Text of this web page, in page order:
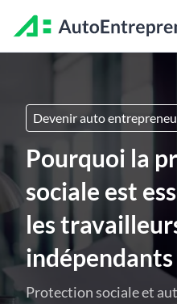
Devenir auto
Pourquoi la
sociale est
les
indépendants
Protection sociale et